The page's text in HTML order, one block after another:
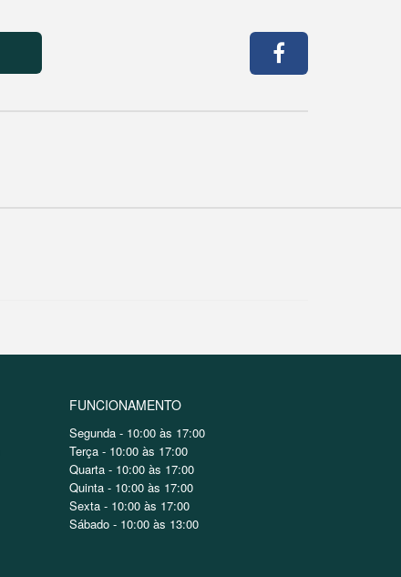
FUNCIONAMENTO
Segunda - 10:00 às 17:00
Terça - 10:00 às 17:00
Quarta - 10:00 às 17:00
Quinta - 10:00 às 17:00
Sexta - 10:00 às 17:00
Sábado - 10:00 às 13:00